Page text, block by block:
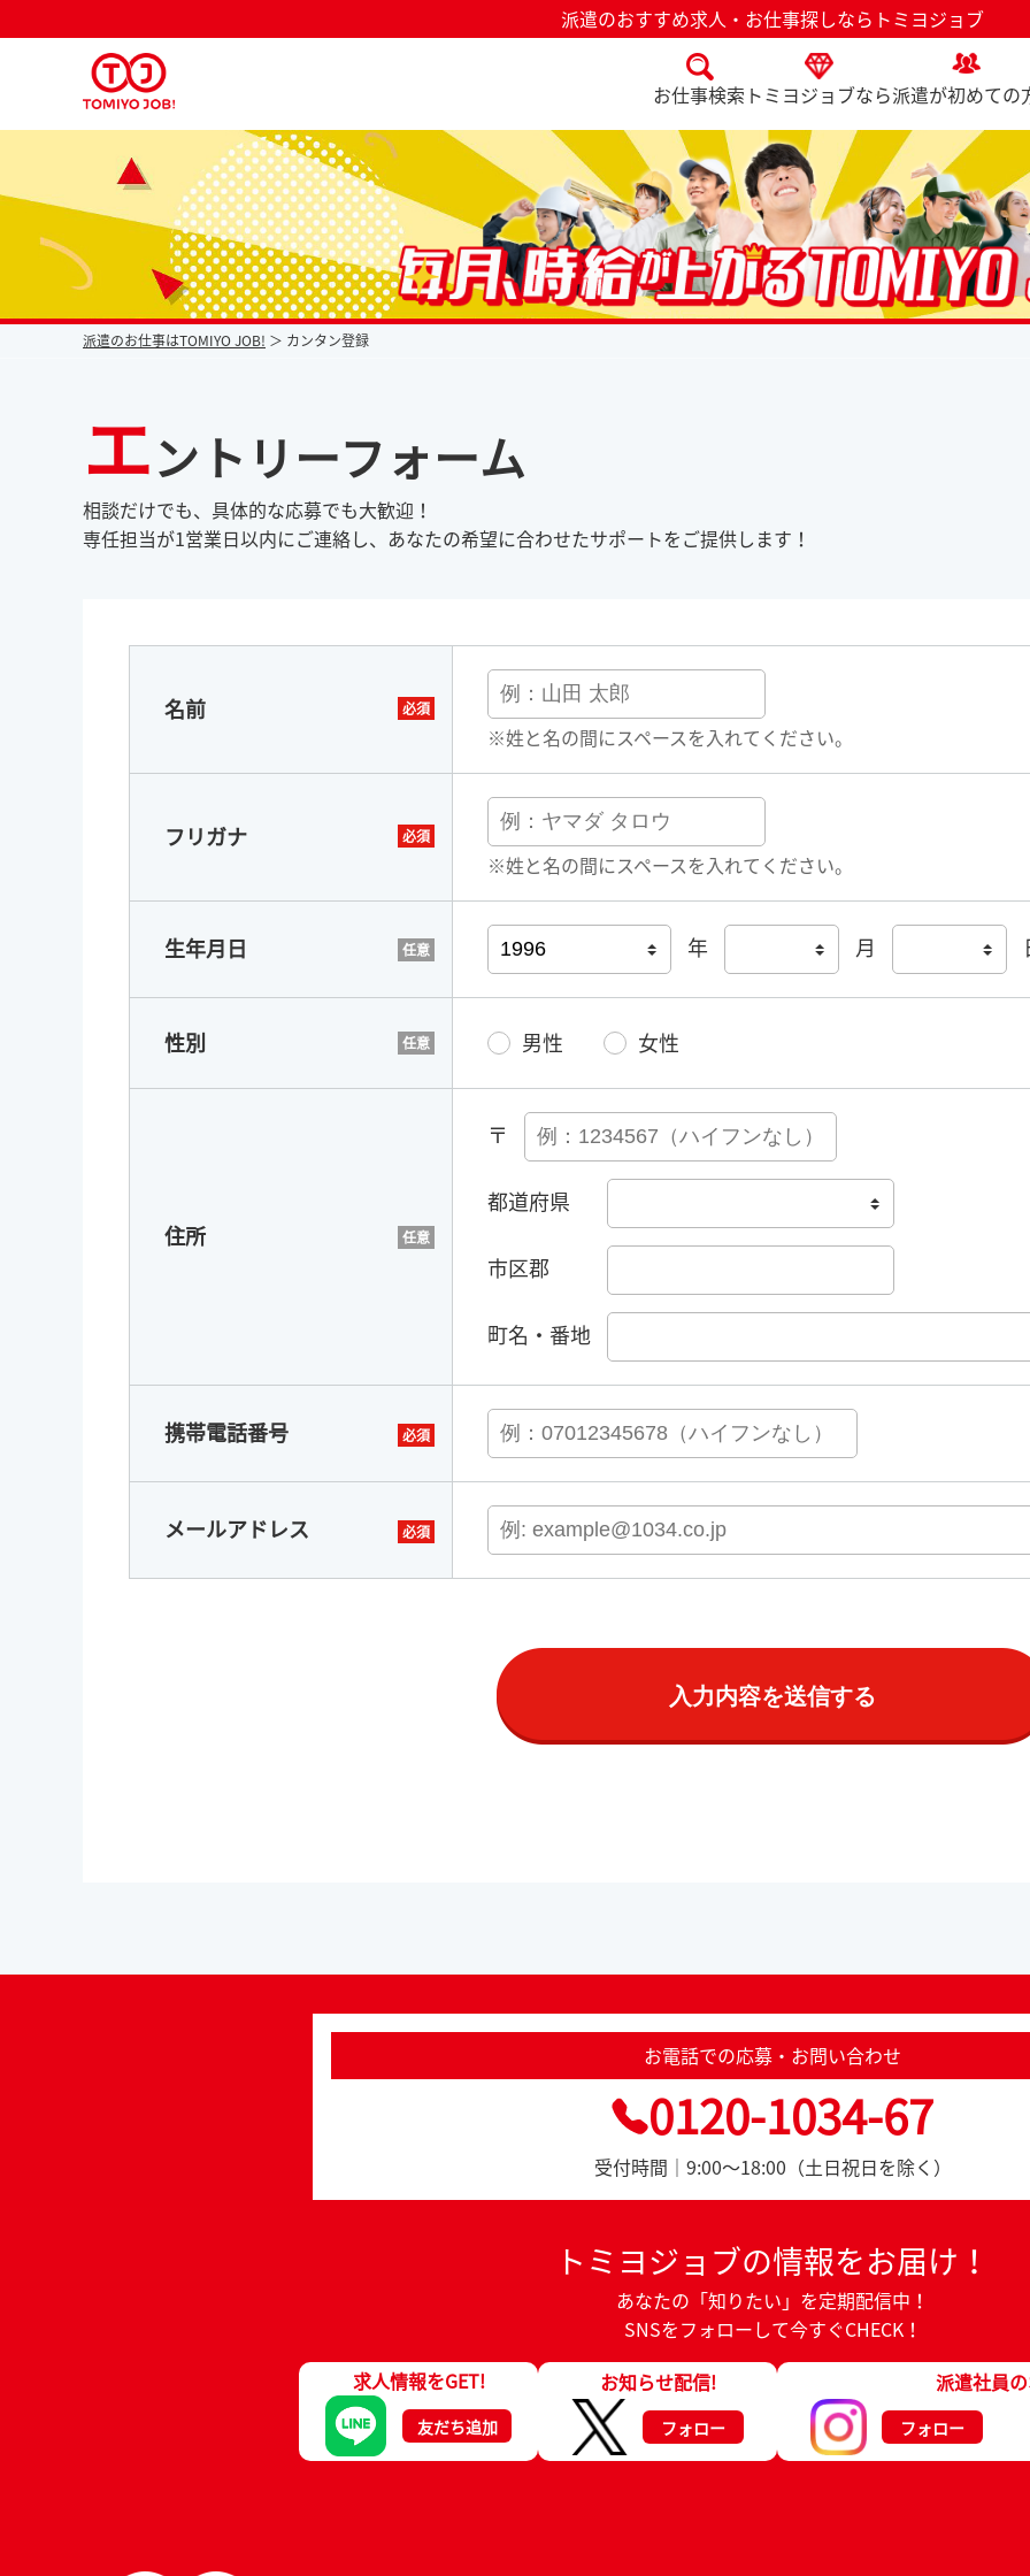
派遣のおすすめ求人・お仕事探しならトミヨジョブ
お仕事検索 トミヨジョブなら派遣が初めての
派遣なら毎月時給が上がるトミヨジョブ
派遣のお仕事はTOMIYO JOB! カンタン登録
エントリーフォーム
相談だけでも、具体的な応募でも大歓迎！
専任担当が1営業日以内にご連絡し、あなたの希望に合わせたサポートをご提供します！
名前
※姓と名の間にスペースを入れてください。
フリガナ
※姓と名の間にスペースを入れてください。
生年月日 年 月
性別 男性 女性
住所
〒
都道府県
市区郡
町名・番地
携帯電話番号
メールアドレス
お電話での応募・お問い合わせ
0120-1034-67
受付時間｜9:00～18:00（土日祝日を除く）
トミヨジョブの情報をお届け！
あなたの「知りたい」を定期配信中！
SNSをフォローして今すぐCHECK！
求人情報をGET!
友だち追加
お知らせ配信!
フォロー
派遣社員
フォロー